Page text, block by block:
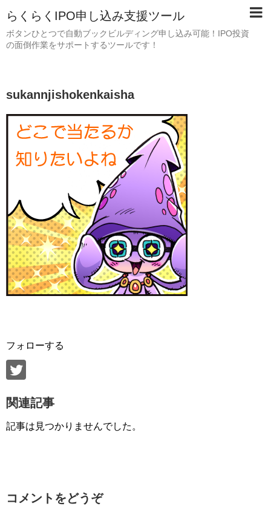
らくらくIPO申し込み支援ツール
ボタンひとつで自動ブックビルディング申し込み可能！IPO投資
の面倒作業をサポートするツールです！
sukannjishokenkaisha
フォローする
関連記事
記事は見つかりませんでした。
コメントをどうぞ